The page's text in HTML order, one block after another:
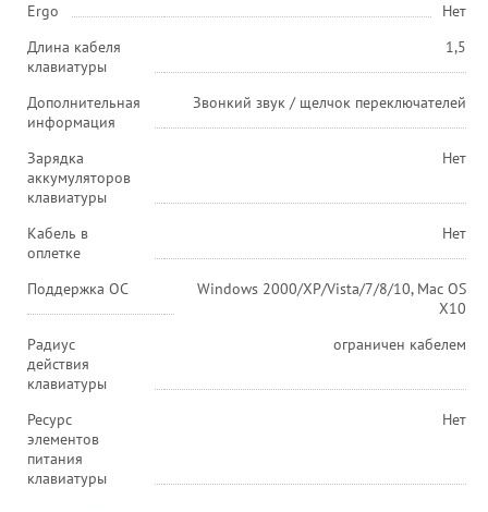
Ergo
Нет
Длина кабеля
клавиатуры
1,5
Дополнительная
информация
Звонкий звук / щелчок переключателей
Зарядка
аккумуляторов
клавиатуры
Нет
Кабель в
оплетке
Нет
Поддержка ОС
Windows 2000/XP/Vista/7/8/10, Mac OS
X10
Радиус
действия
клавиатуры
ограничен кабелем
Ресурс
элементов
питания
клавиатуры
Нет